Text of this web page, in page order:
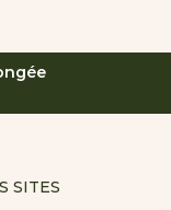
SITES